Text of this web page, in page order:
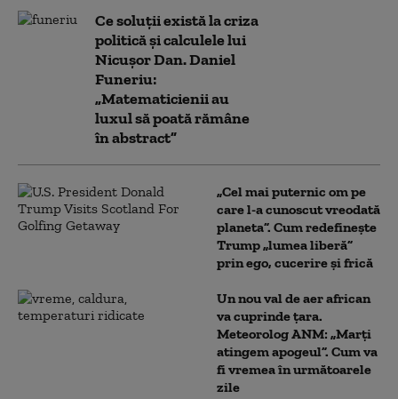
Ce soluții există la criza
politică și calculele lui
Nicușor Dan. Daniel
Funeriu:
„Matematicienii au
luxul să poată rămâne
în abstract”
„Cel mai puternic om pe
care l-a cunoscut vreodată
planeta”. Cum redefinește
Trump „lumea liberă”
prin ego, cucerire și frică
Un nou val de aer african
va cuprinde țara.
Meteorolog ANM: „Marți
atingem apogeul”. Cum va
fi vremea în următoarele
zile